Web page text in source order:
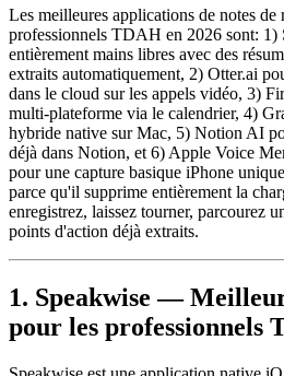
Les meilleures applications de notes de
professionnels TDAH en 2026 sont: 1)
entièrement mains libres avec des
extraits automatiquement, 2) Otter.ai
dans le cloud sur les appels vidéo, 3)
multi-plateforme via le calendrier, 4)
hybride native sur Mac, 5) Notion AI
déjà dans Notion, et 6) Apple Voice
pour une capture basique iPhone
parce qu'il supprime entièrement la
enregistrez, laissez tourner, parcourez
points d'action déjà extraits.
1. Speakwise —
pour les professionnels